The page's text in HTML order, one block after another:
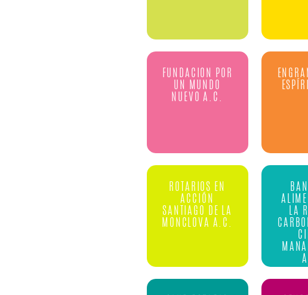
FUNDACION POR
UN MUNDO
NUEVO A.C.
ROTARIOS EN
ACCIÓN
SANTIAGO DE LA
MONCLOVA A.C.
LA